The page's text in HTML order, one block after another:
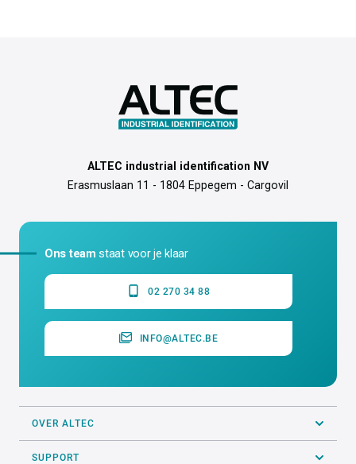
ALTEC industrial identification NV
Erasmuslaan 11 - 1804 Eppegem - Cargovil
Ons team staat voor je klaar
02 270 34 88
INFO@ALTEC.BE
OVER ALTEC
SUPPORT